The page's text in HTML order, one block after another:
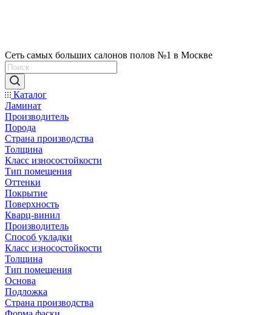
Сеть самых больших салонов полов №1 в Москве
Каталог
Ламинат
Производитель
Порода
Страна производства
Толщина
Класс износостойкости
Тип помещения
Оттенки
Покрытие
Поверхность
Кварц-винил
Производитель
Способ укладки
Класс износостойкости
Толщина
Тип помещения
Основа
Подложка
Страна производства